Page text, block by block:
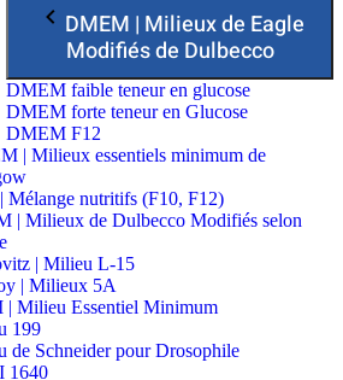
DMEM | Milieux de Eagle
Modifiés de Dulbecco
DMEM faible teneur en glucose
DMEM forte teneur en Glucose
DMEM F12
| Milieux essentiels minimum de
Mélange nutritifs (F10, F12)
| Milieux de Dulbecco Modifiés selon
| Milieu L-15
| Milieux 5A
| Milieu Essentiel Minimum
199
de Schneider pour Drosophile
1640